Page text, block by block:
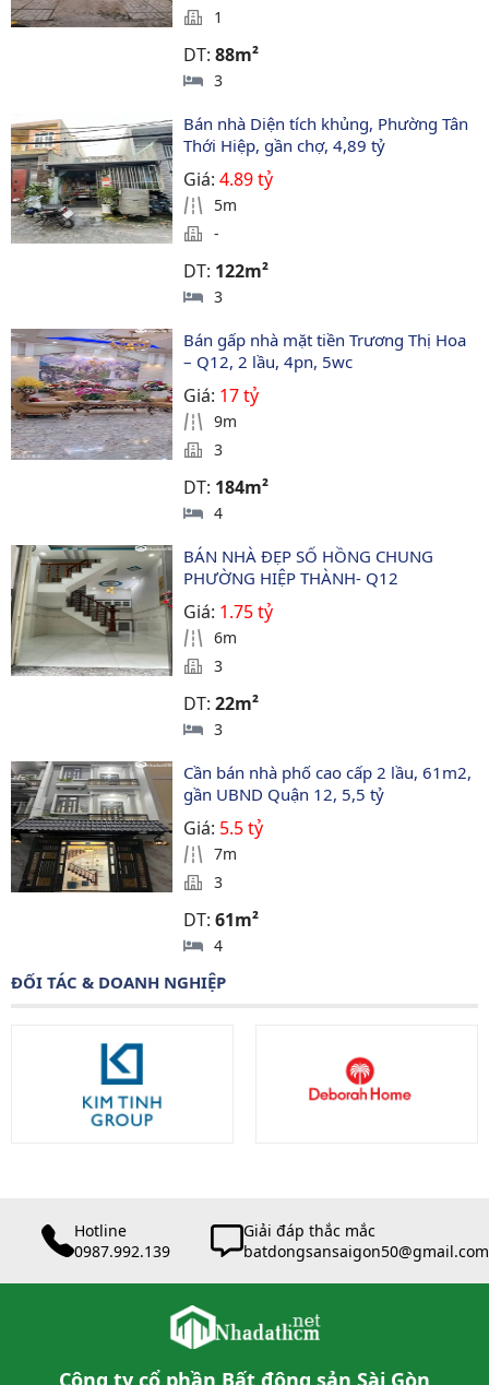
1
DT:88m²
3
Bán nhà Diện tích khủng, Phường Tân
Thới Hiệp, gần chợ, 4,89 tỷ
Giá:4.89 tỷ
5m
-
DT: 122m²
3
Bán gấp nhà mặt tiền Trương Thị Hoa
– Q12, 2 lầu, 4pn, 5wc
Giá: 17 tỷ
9m
3
DT: 184m²
4
BÁN NHÀ ĐẸP SỐ HỒNG CHUNG
PHƯỜNG HIỆP THÀNH- Q12
Giá: 1.75 tỷ
6m
3
DT:22m²
3
Cần bán nhà phố cao cấp 2 lầu, 61m2,
gần UBND Quận 12, 5,5 tỷ
Giá: 5.5 tỷ
7m
3
DT:61m²
4
ĐỐI TÁC & DOANH NGHIỆP
Hotline
0987.992.139
Giải đáp thắc mắc
batdongsansaigon50@gmail.com
Công ty cổ phần Bất động sản Sài Gòn